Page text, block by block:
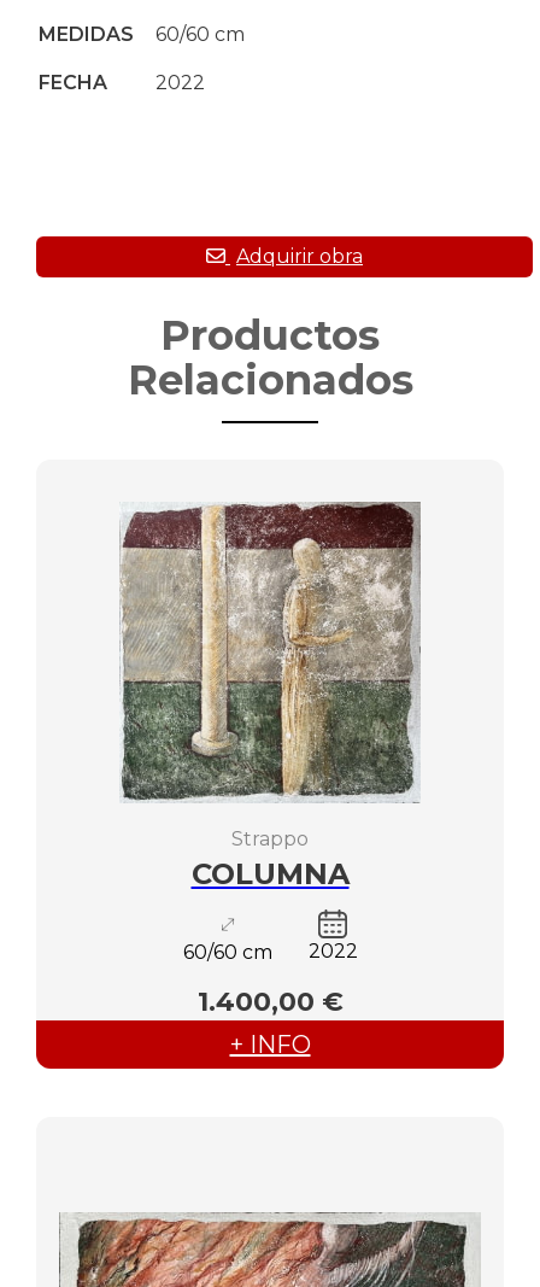
MEDIDAS 60/60 cm
FECHA 2022
Productos
Relacionados
COLUMNA
60/60 cm 2022
Strappo
1.400,00 €
+ INFO